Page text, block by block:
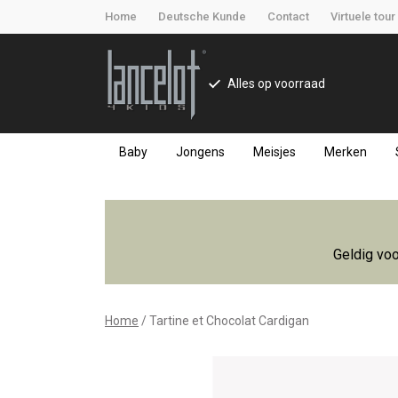
Home Deutsche Kunde Contact Virtuele tour
Alles op voorraad
Baby Jongens Meisjes Merken
Tartine
Chocolat
Cardigan
Geldig
Home Tartine et Chocolat Cardigan